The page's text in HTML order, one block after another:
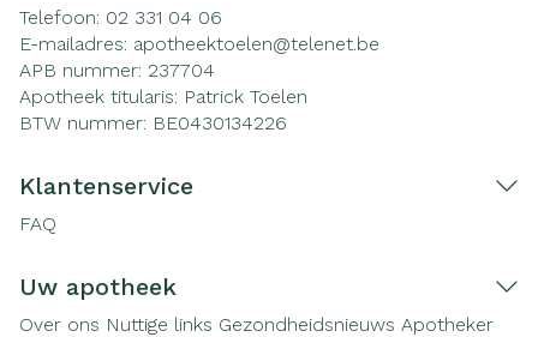
Telefoon: 02 331 04 06
E-mailadres: apotheektoelen@telenet.be
APB nummer: 237704
Apotheek titularis: Patrick Toelen
BTW nummer: BE0430134226
Klantenservice
FAQ
Uw apotheek
Over ons Nuttige links Gezondheidsnieuws Apotheker